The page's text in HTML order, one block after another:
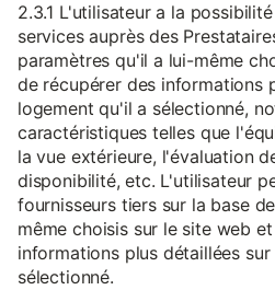
2.3.1 L'utilisateur a la
services auprès des
paramètres qu'il a lui-même
de récupérer des informations
logement qu'il a sélectionné,
caractéristiques telles que
la vue extérieure, l'évaluation
disponibilité, etc. L'utilisateur
fournisseurs tiers sur la base
même choisis sur le site web
informations plus détaillées
sélectionné.